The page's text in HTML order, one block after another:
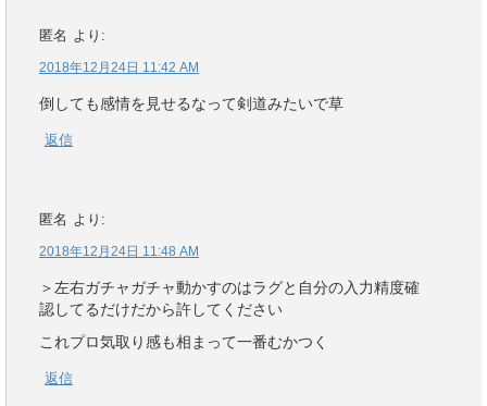
匿名 より:
2018年12月24日 11:42 AM
倒しても感情を見せるなって剣道みたいで草
返信
匿名 より:
2018年12月24日 11:48 AM
＞左右ガチャガチャ動かすのはラグと自分の入力精度確
認してるだけだから許してください
これプロ気取り感も相まって一番むかつく
返信